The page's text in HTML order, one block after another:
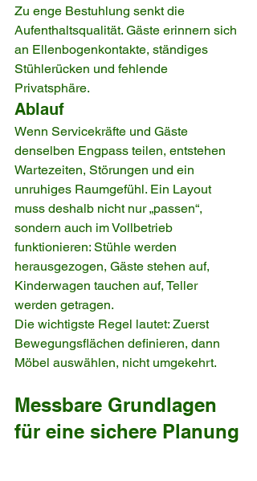
Zu enge Bestuhlung senkt die
Aufenthaltsqualität. Gäste erinnern sich
an Ellenbogenkontakte, ständiges
Stühlerücken und fehlende
Privatsphäre.
Ablauf
Wenn Servicekräfte und Gäste
denselben Engpass teilen, entstehen
Wartezeiten, Störungen und ein
unruhiges Raumgefühl. Ein Layout
muss deshalb nicht nur „passen“,
sondern auch im Vollbetrieb
funktionieren: Stühle werden
herausgezogen, Gäste stehen auf,
Kinderwagen tauchen auf, Teller
werden getragen.
Die wichtigste Regel lautet: Zuerst
Bewegungsflächen definieren, dann
Möbel auswählen, nicht umgekehrt.
Messbare Grundlagen
für eine sichere Planung